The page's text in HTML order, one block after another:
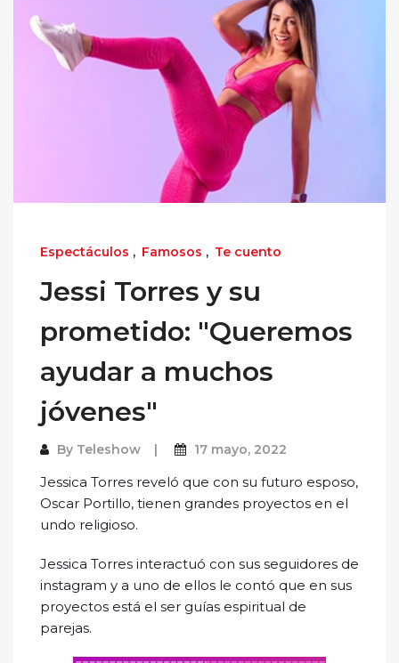
Espectáculos , Famosos , Te cuento
Jessi Torres y su
prometido: "Queremos
ayudar a muchos
jóvenes"
By Teleshow 17 mayo, 2022
Jessica Torres reveló que con su futuro esposo,
Oscar Portillo, tienen grandes proyectos en el
undo religioso.
Jessica Torres interactuó con sus seguidores de
instagram y a uno de ellos le contó que en sus
proyectos está el ser guías espiritual de
parejas.